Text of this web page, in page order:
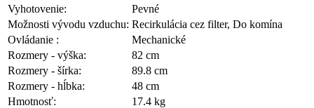
Vyhotovenie:
Pevné
Možnosti vývodu vzduchu: Recirkulácia cez filter, Do komína
Ovládanie :
Mechanické
Rozmery - výška:
82 cm
Rozmery - šírka:
89.8 cm
Rozmery - hĺbka:
48 cm
Hmotnosť:
17.4 kg